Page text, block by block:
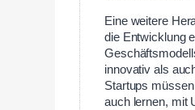
Eine weitere
die Entwicklung
innovativ als
Startups
auch lernen, mit